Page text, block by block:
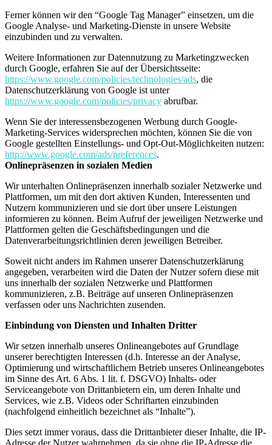
Ferner können wir den “Google Tag Manager” einsetzen, um die
Google Analyse- und Marketing-Dienste in unsere Website
einzubinden und zu verwalten.
Weitere Informationen zur Datennutzung zu Marketingzwecken
durch Google, erfahren Sie auf der Übersichtsseite:
https://www.google.com/policies/technologies/ads, die
Datenschutzerklärung von Google ist unter
https://www.google.com/policies/privacy abrufbar.
Wenn Sie der interessensbezogenen Werbung durch Google-
Marketing-Services widersprechen möchten, können Sie die von
Google gestellten Einstellungs- und Opt-Out-Möglichkeiten nutzen:
http://www.google.com/ads/preferences.
Onlinepräsenzen in sozialen Medien
Wir unterhalten Onlinepräsenzen innerhalb sozialer Netzwerke und
Plattformen, um mit den dort aktiven Kunden, Interessenten und
Nutzern kommunizieren und sie dort über unsere Leistungen
informieren zu können. Beim Aufruf der jeweiligen Netzwerke und
Plattformen gelten die Geschäftsbedingungen und die
Datenverarbeitungsrichtlinien deren jeweiligen Betreiber.
Soweit nicht anders im Rahmen unserer Datenschutzerklärung
angegeben, verarbeiten wird die Daten der Nutzer sofern diese mit
uns innerhalb der sozialen Netzwerke und Plattformen
kommunizieren, z.B. Beiträge auf unseren Onlinepräsenzen
verfassen oder uns Nachrichten zusenden.
Einbindung von Diensten und Inhalten Dritter
Wir setzen innerhalb unseres Onlineangebotes auf Grundlage
unserer berechtigten Interessen (d.h. Interesse an der Analyse,
Optimierung und wirtschaftlichem Betrieb unseres Onlineangebotes
im Sinne des Art. 6 Abs. 1 lit. f. DSGVO) Inhalts- oder
Serviceangebote von Drittanbietern ein, um deren Inhalte und
Services, wie z.B. Videos oder Schriftarten einzubinden
(nachfolgend einheitlich bezeichnet als “Inhalte”).
Dies setzt immer voraus, dass die Drittanbieter dieser Inhalte, die IP-
Adresse der Nutzer wahrnehmen, da sie ohne die IP-Adresse die